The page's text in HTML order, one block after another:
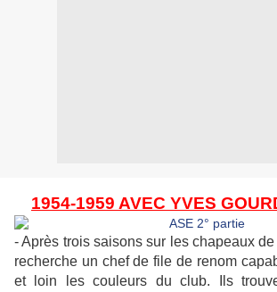
1954-1959 AVEC YVES
- Après trois saisons sur les chapeaux de
recherche un chef de file de renom
et loin les couleurs du club. Ils